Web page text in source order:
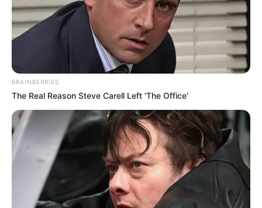
BRAINBERRIES
The Real Reason Steve Carell Left 'The Office'